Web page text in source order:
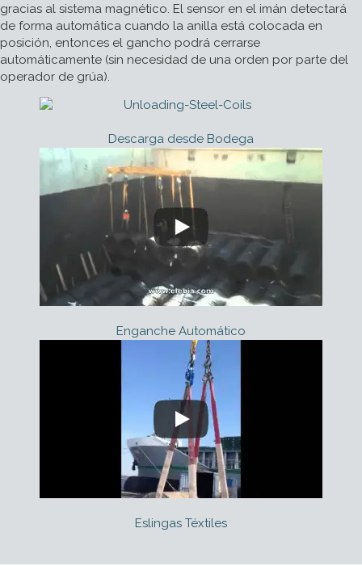
gracias al sistema magnético. El sensor en el imán detectará
de forma automática cuando la anilla está colocada en
posición, entonces el gancho podrá cerrarse
automáticamente (sin necesidad de una orden por parte del
operador de grúa).
Descarga desde Bodega
Enganche Automático
Eslingas Téxtiles